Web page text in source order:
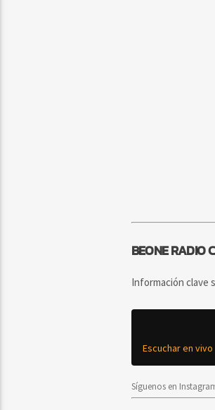
BEONE RADIO
Información clave
Escuchar en vivo
Síguenos en